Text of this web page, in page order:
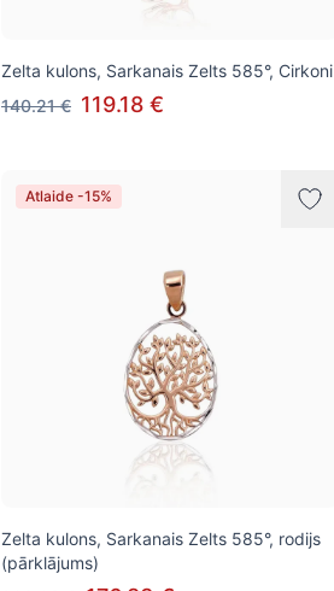
Zelta kulons, Sarkanais Zelts 585°, Cirkoni
140.21 € 119.18 €
Atlaide -15%
Zelta kulons, Sarkanais Zelts 585°, rodijs
(pārklājums)